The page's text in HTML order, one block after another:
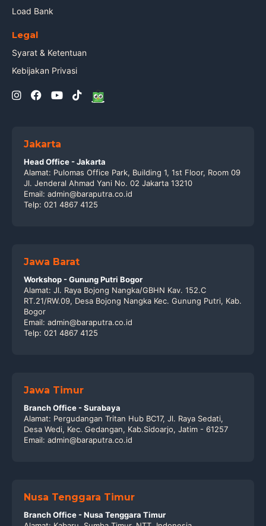
Load Bank
Legal
Syarat & Ketentuan
Kebijakan Privasi
Jakarta
Head Office - Jakarta
Alamat: Pulomas Office Park, Building 1, 1st Floor, Room 09
Jl. Jenderal Ahmad Yani No. 02 Jakarta 13210
Email: admin@baraputra.co.id
Telp: 021 4867 4125
Jawa Barat
Workshop - Gunung Putri Bogor
Alamat: Jl. Raya Bojong Nangka/GBHN Kav. 152.C
RT.21/RW.09, Desa Bojong Nangka Kec. Gunung Putri, Kab.
Bogor
Email: admin@baraputra.co.id
Telp: 021 4867 4125
Jawa Timur
Branch Office - Surabaya
Alamat: Pergudangan Tritan Hub BC17, Jl. Raya Sedati,
Desa Wedi, Kec. Gedangan, Kab.Sidoarjo, Jatim - 61257
Email: admin@baraputra.co.id
Nusa Tenggara Timur
Branch Office - Nusa Tenggara Timur